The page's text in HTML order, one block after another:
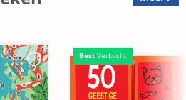
Best Verkocht